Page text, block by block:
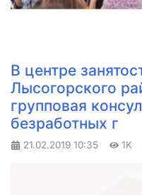
В центре
Лысогорского
групповая
безработных г
21.02.2019 10:35 1K